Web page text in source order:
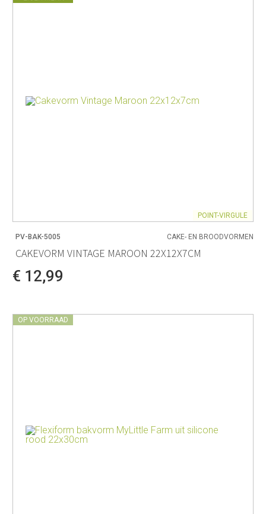
POINT-VIRGULE
PV-BAK-5005 CAKE- EN BROODVORMEN
CAKEVORM VINTAGE MAROON 22X12X7CM
€ 12,99
OP VOORRAAD